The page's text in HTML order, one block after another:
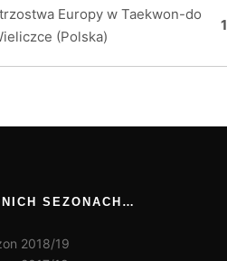
Europy w Taekwon-do
(Polska)
1
SEZONACH…
2018/19